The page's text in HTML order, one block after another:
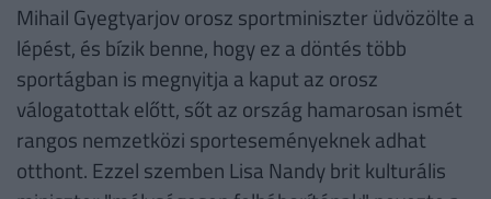
Mihail Gyegtyarjov orosz sportminiszter üdvözölte a
lépést, és bízik benne, hogy ez a döntés több
sportágban is megnyitja a kaput az orosz
válogatottak előtt, sőt az ország hamarosan ismét
rangos nemzetközi sporteseményeknek adhat
otthont. Ezzel szemben Lisa Nandy brit kulturális